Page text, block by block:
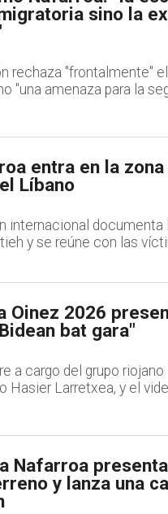
sino la
rechaza "frontalmente"
"una amenaza para la
entra en la
Líbano
internacional
y se reúne con las
Oinez 2026
bat gara"
a cargo del grupo
Hasier Larretxea, y el
Nafarroa
y lanza una